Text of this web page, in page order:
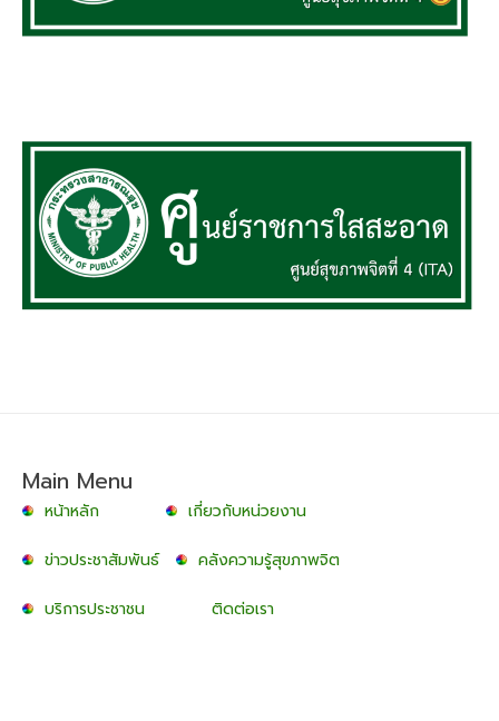
Main Menu
หน้าหลัก เกี่ยวกับหน่วยงาน
ข่าวประชาสัมพันธ์ คลังความรู้สุขภาพจิต
บริการประชาชน ติดต่อเรา